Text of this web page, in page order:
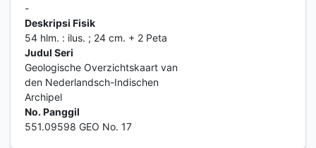
-
Deskripsi Fisik
54 hlm. : ilus. ; 24 cm. + 2 Peta
Judul Seri
Geologische Overzichtskaart van
den Nederlandsch-Indischen
Archipel
No. Panggil
551.09598 GEO No. 17